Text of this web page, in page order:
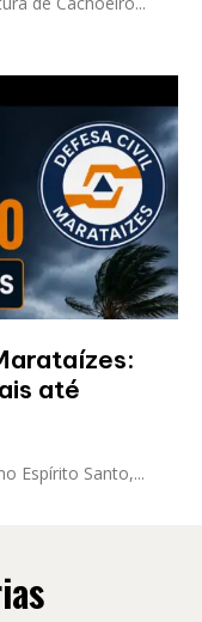
até
Espírito Santo,...